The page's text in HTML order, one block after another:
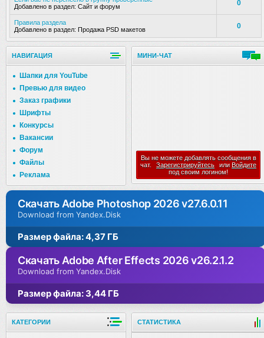
Добавлено в раздел: Сайт и форум 0
Правила раздела
Добавлено в раздел: Продажа PSD макетов 0
НАВИГАЦИЯ
Шапки для YouTube
Превью для видео
Заказ графики
Шрифты
Конкурсы
Вакансии
Форум
Файлы
Реклама
МИНИ-ЧАТ
Вы не можете добавлять сообщения в
чат.
Зарегистрируйтесь или Войдите
под своим логином!
Скачать Adobe Photoshop 2026 v27.6.0.11
Download from Yandex.Disk
Размер файла: 4,37 ГБ
Скачать Adobe After Effects 2026 v26.2.1.2
Download from Yandex.Disk
Размер файла: 3,44 ГБ
КАТЕГОРИИ СТАТИСТИКА